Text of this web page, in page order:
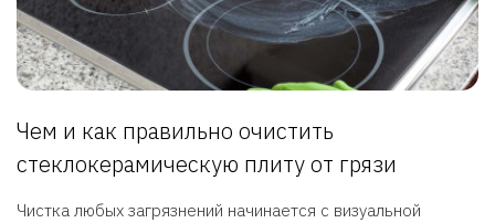
Чем и как правильно очистить
стеклокерамическую плиту от грязи
Чистка любых загрязнений начинается с визуальной